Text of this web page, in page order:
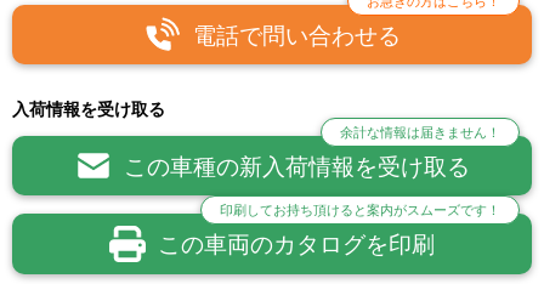
電話で問い合わせる
入荷情報を受け取る
この車種の新入荷情報を受け取る
余計な情報は届きません！
この車両のカタログを印刷
印刷してお持ち頂けると案内がスムーズです！